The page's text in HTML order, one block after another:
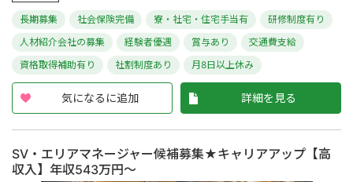
長期募集 社会保険完備 寮・社宅・住宅手当有
研修制度有り
人材紹介会社の募集
経験者優遇 賞与あり
交通費支給
資格取得補助有り
社割制度あり 月8日以上休み
気になるに追加 詳細を見る
SV・エリアマネージャー候補募集★キャリアアップ【高
収入】年収543万円～